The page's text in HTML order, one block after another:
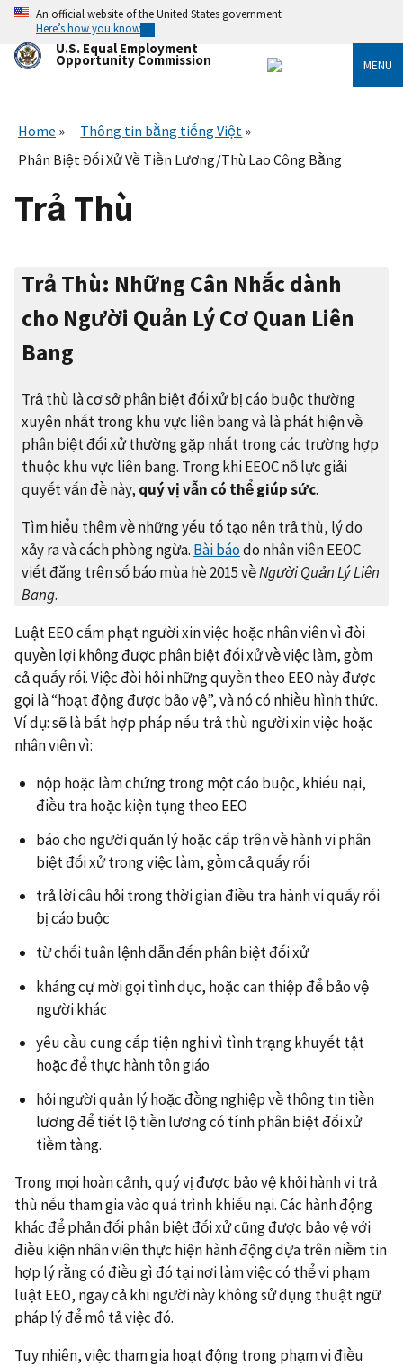
Skip
main
content
An official website of the United States government
Here’s how you know
U.S. Equal Employment
Opportunity Commission MENU
Home
Thông tin bằng tiếng Việt
Phân Biệt Đối Xử Về Tiền Lương/Thù Lao Công Bằng
Trả Thù
Trả Thù: Những Cân Nhắc dành
cho Người Quản Lý Cơ Quan Liên
Bang
Trả thù là cơ sở phân biệt đối xử bị cáo buộc thường
xuyên nhất trong khu vực liên bang và là phát hiện về
phân biệt đối xử thường gặp nhất trong các trường hợp
thuộc khu vực liên bang. Trong khi EEOC nỗ lực giải
quyết vấn đề này, quý vị vẫn có thể giúp sức.
Tìm hiểu thêm về những yếu tố tạo nên trả thù, lý do
xảy ra và cách phòng ngừa. Bài báodo nhân viên EEOC
viết đăng trên số báo mùa hè 2015 vềNgười Quản Lý Liên
Bang.
Luật EEO cấm phạt người xin việc hoặc nhân viên vì đòi
quyền lợi không được phân biệt đối xử về việc làm, gồm
cả quấy rối. Việc đòi hỏi những quyền theo EEO này được
gọi là “hoạt động được bảo vệ”, và nó có nhiều hình thức.
Ví dụ: sẽ là bất hợp pháp nếu trả thù người xin việc hoặc
nhân viên vì:
nộp hoặc làm chứng trong một cáo buộc, khiếu nại,
điều tra hoặc kiện tụng theo EEO
báo cho người quản lý hoặc cấp trên về hành vi phân
biệt đối xử trong việc làm, gồm cả quấy rối
trả lời câu hỏi trong thời gian điều tra hành vi quấy rối
bị cáo buộc
từ chối tuân lệnh dẫn đến phân biệt đối xử
kháng cự mời gọi tình dục, hoặc can thiệp để bảo vệ
người khác
yêu cầu cung cấp tiện nghi vì tình trạng khuyết tật
hoặc để thực hành tôn giáo
hỏi người quản lý hoặc đồng nghiệp về thông tin tiền
lương để tiết lộ tiền lương có tính phân biệt đối xử
tiềm tàng.
Trong mọi hoàn cảnh, quý vị được bảo vệ khỏi hành vi trả
thù nếu tham gia vào quá trình khiếu nại. Các hành động
khác để phản đối phân biệt đối xử cũng được bảo vệ với
điều kiện nhân viên thực hiện hành động dựa trên niềm tin
hợp lý rằng có điều gì đó tại nơi làm việc có thể vi phạm
luật EEO, ngay cả khi người này không sử dụng thuật ngữ
pháp lý để mô tả việc đó.
Tuy nhiên, việc tham gia hoạt động trong phạm vi điều